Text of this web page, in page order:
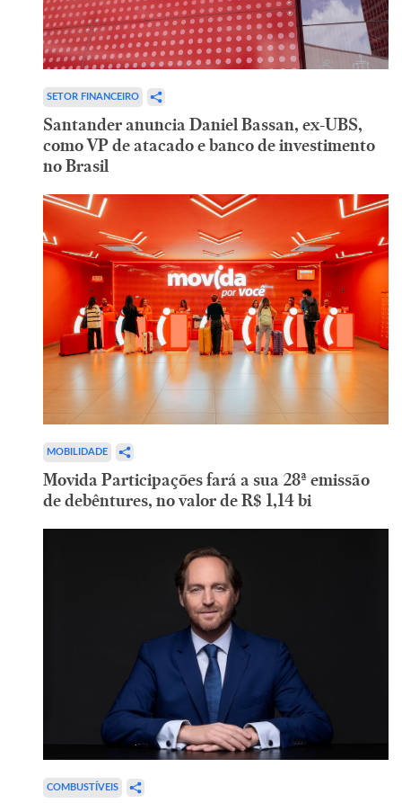
SETOR FINANCEIRO
Santander anuncia Daniel Bassan, ex-UBS,
como VP de atacado e banco de investimento
no Brasil
MOBILIDADE
Movida Participações fará a sua 28ª emissão
de debêntures, no valor de R$ 1,14 bi
COMBUSTÍVEIS